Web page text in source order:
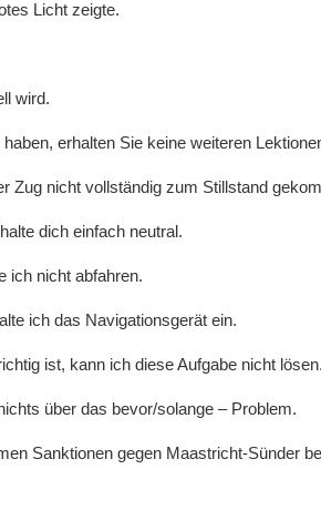
Licht zeigte.
wird.
erhalten Sie keine weiteren
Zug nicht vollständig zum Stillstand
dich einfach neutral.
ich nicht abfahren.
ich das Navigationsgerät ein.
ist, kann ich diese Aufgabe nicht lösen.
über das bevor/solange – Problem.
Sanktionen gegen Maastricht-Sünder